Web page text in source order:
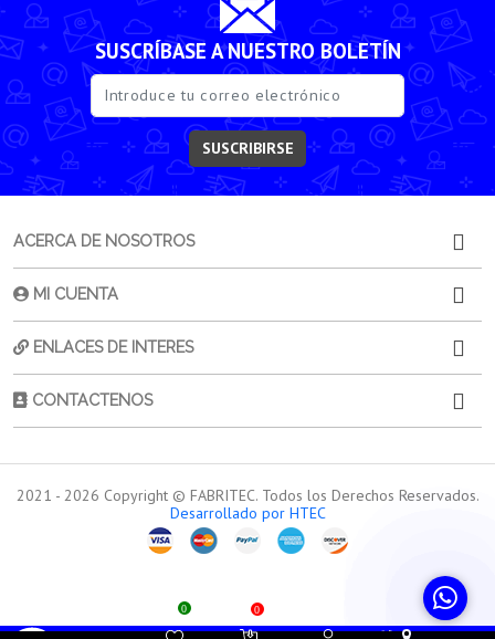
0 0
SUSCRÍBASE A NUESTRO BOLETÍN
SUSCRIBIRSE
ACERCA DE NOSOTROS
MI CUENTA
ENLACES DE INTERES
CONTACTENOS
2021 - 2026 Copyright © FABRITEC. Todos los Derechos Reservados.
Desarrollado por HTEC